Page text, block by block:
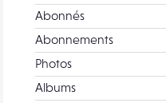
Abonnés
Abonnements
Photos
Albums